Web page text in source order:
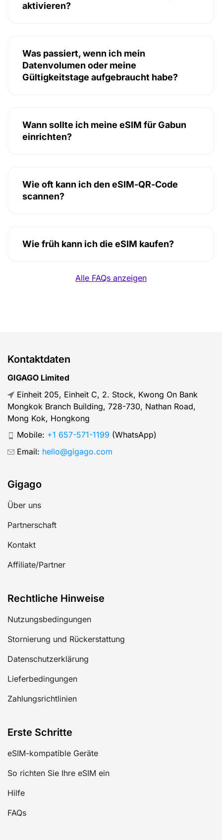
aktivieren?
Was passiert, wenn ich mein
Datenvolumen oder meine
Gültigkeitstage aufgebraucht habe?
Wann sollte ich meine eSIM für Gabun
einrichten?
Wie oft kann ich den eSIM-QR-Code
scannen?
Wie früh kann ich die eSIM kaufen?
Alle FAQs anzeigen
Kontaktdaten
GIGAGO Limited
Einheit 205, Einheit C, 2. Stock, Kwong On Bank
Mongkok Branch Building, 728-730, Nathan Road,
Mong Kok, Hongkong
Mobile: +1 657-571-1199 (WhatsApp)
Email: hello@gigago.com
Gigago
Über uns
Partnerschaft
Kontakt
Affiliate/Partner
Rechtliche Hinweise
Nutzungsbedingungen
Stornierung und Rückerstattung
Datenschutzerklärung
Lieferbedingungen
Zahlungsrichtlinien
Erste Schritte
eSIM-kompatible Geräte
So richten Sie Ihre eSIM ein
Hilfe
FAQs